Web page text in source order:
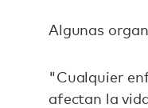
Algunas
"Cualquier
afectan la